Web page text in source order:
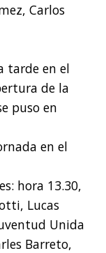
Carlos
tarde en el
de la
puso en
en el
hora 13.30,
Lucas
Unida
Barreto,